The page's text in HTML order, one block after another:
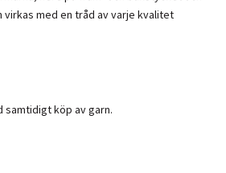
virkas med en tråd av varje kvalitet
samtidigt köp av garn.